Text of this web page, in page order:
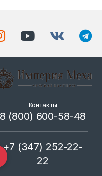
Контакты
8 (800) 600-58-48
+7 (347) 252-22-
22